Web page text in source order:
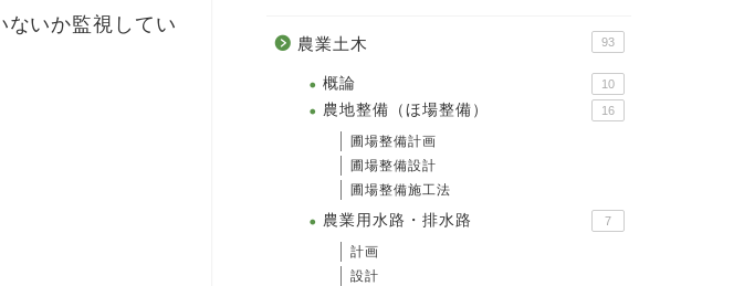
ないか監視してい
農業土木 93
概論 10
農地整備（ほ場整備） 16
圃場整備計画
圃場整備設計
圃場整備施工法
農業用水路・排水路 7
計画
設計